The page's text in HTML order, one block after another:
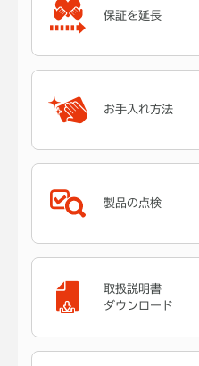
保証を延長
お手入れ方法
製品の点検
取扱説明書
ダウンロード